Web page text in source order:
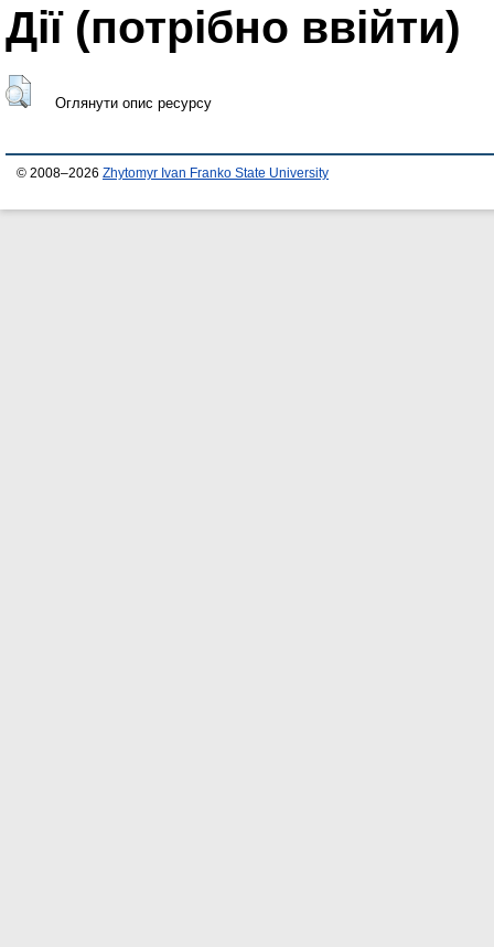
Дії ​​(потрібно ввійти)
Оглянути опис ресурсу
© 2008–2026 Zhytomyr Ivan Franko State University